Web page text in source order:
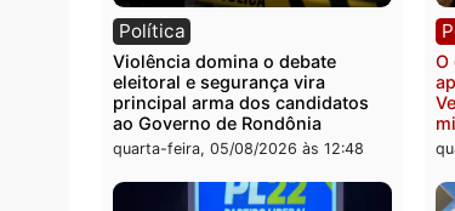
Polícia
Homem é preso após furtar peça
de picanha e reagir a seguranças
em supermercado
quinta-feira, 06/08/2026 às 08:56